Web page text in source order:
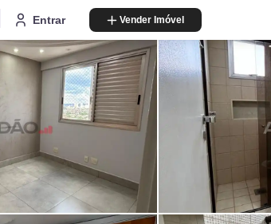
Entrar Vender Imóvel